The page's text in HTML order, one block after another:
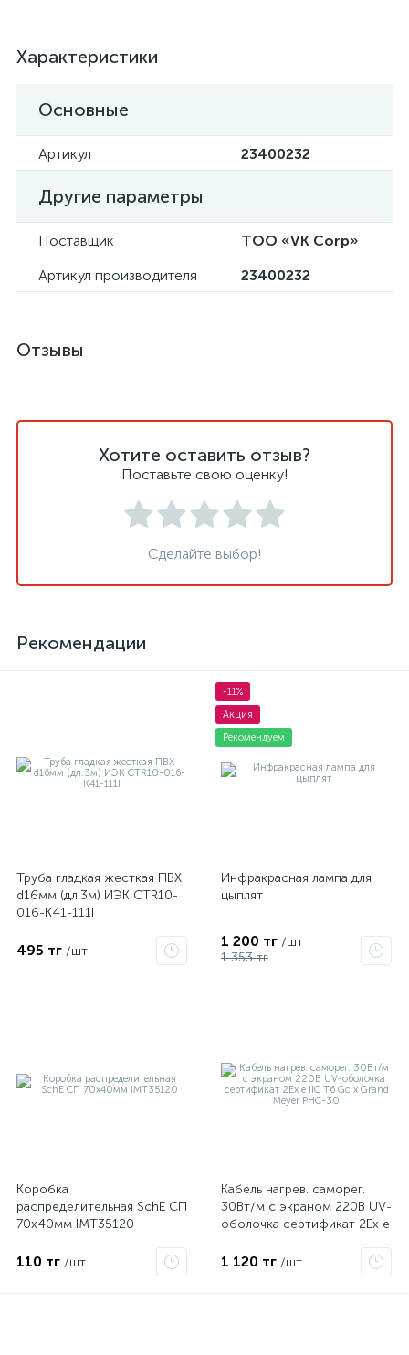
Характеристики
Основные
Артикул 23400232
Другие параметры
Поставщик
ТОО «VK Corp»
Артикул производителя
23400232
Отзывы
Хотите оставить отзыв?
Поставьте свою оценку!
Сделайте выбор!
Рекомендации
Труба гладкая жесткая ПВХ
d16мм (дл.3м) ИЭК CTR10-
016-K41-111I
495 тг /шт
-11%
Акция
Рекомендуем
Инфракрасная лампа для
цыплят
1 200 тг /шт
1 353 тг
Коробка
распределительная SchE СП
70х40мм IMT35120
110 тг /шт
Кабель нагрев. саморег.
30Вт/м с экраном 220В UV-
оболочка сертификат 2Ex e
PHC-30
1 120 тг /шт